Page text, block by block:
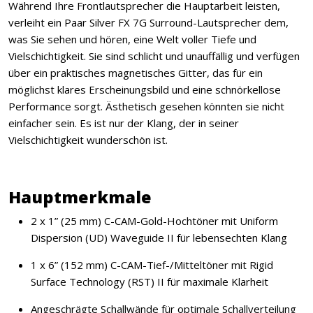
Während Ihre Frontlautsprecher die Hauptarbeit leisten,
verleiht ein Paar Silver FX 7G Surround-Lautsprecher dem,
was Sie sehen und hören, eine Welt voller Tiefe und
Vielschichtigkeit. Sie sind schlicht und unauffällig und verfügen
über ein praktisches magnetisches Gitter, das für ein
möglichst klares Erscheinungsbild und eine schnörkellose
Performance sorgt. Ästhetisch gesehen könnten sie nicht
einfacher sein. Es ist nur der Klang, der in seiner
Vielschichtigkeit wunderschön ist.
Hauptmerkmale
2 x 1” (25 mm) C-CAM-Gold-Hochtöner mit Uniform
Dispersion (UD) Waveguide II für lebensechten Klang
1 x 6” (152 mm) C-CAM-Tief-/Mitteltöner mit Rigid
Surface Technology (RST) II für maximale Klarheit
Angeschrägte Schallwände für optimale Schallverteilung